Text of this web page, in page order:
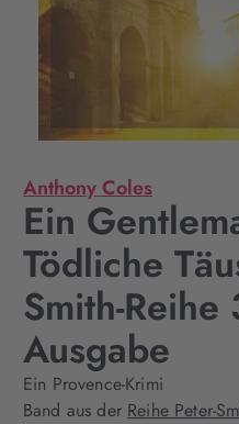
Anthony Coles
Ein
Tödliche
Smith-Reihe
Ausgabe
Ein Provence-Krimi
Band aus der Reihe Peter-